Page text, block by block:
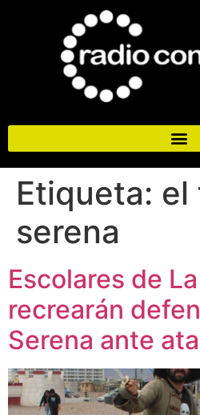
Etiqueta: el
serena
Escolares de
recrearán
Serena ante